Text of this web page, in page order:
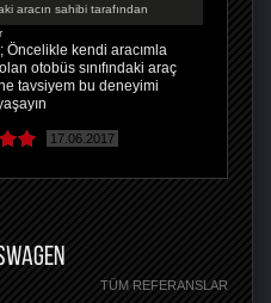
aracın sahibi tarafından
Öncelikle kendi aracımla
otobüs sınıfındaki araç
tavsiyem bu deneyimi
17.06.2017
TÜM REFERANSLAR